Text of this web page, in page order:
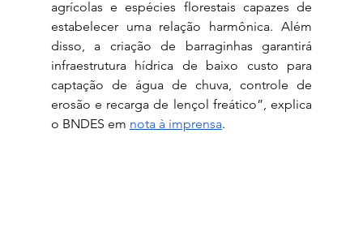
agrícolas e espécies florestais capazes de
estabelecer uma relação harmônica. Além
disso, a criação de barraginhas garantirá
infraestrutura hídrica de baixo custo para
captação de água de chuva, controle de
erosão e recarga de lençol freático”, explica
o BNDES em nota à imprensa.